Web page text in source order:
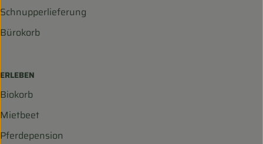
Schnupperlieferung
Bürokorb
ERLEBEN
Biokorb
Mietbeet
Pferdepension